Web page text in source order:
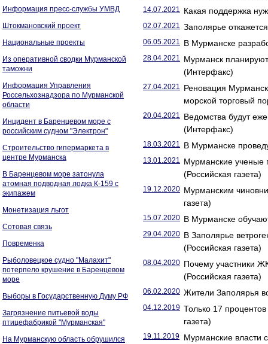
Информация пресс-службы УМВД
Штокмановский проект
Национальные проекты
Из оперативной сводки Мурманской
таможни
Информация Управления
Россельхознадзора по Мурманской
области
Инцидент в Баренцевом море с
российским судном "Электрон"
Строительство гипермаркета в
центре Мурманска
В Баренцевом море затонула
атомная подводная лодка К-159 с
экипажем
Монетизация льгот
Сотовая связь
Повременка
Рыболовецкое судно "Малахит"
потерпело крушение в Баренцевом
море
Выборы в Государственную Думу РФ
Загрязнение питьевой воды
птицефабрикой "Мурманская"
На Мурманскую область обрушился
14.07.2021 Какая поддержка
02.07.2021 Заполярье
06.05.2021 В Мурманске
28.04.2021 Мурманск
(Интерфакс)
27.04.2021 Реновация
морской торговый
20.04.2021 Ведомства будут
(Интерфакс)
18.03.2021 В Мурманске
13.01.2021 Мурманские ученые
(Российская газета)
19.12.2020 Мурманским
газета)
15.07.2020 В Мурманске
29.04.2020 В Заполярье
(Российская газета)
08.04.2020 Почему участники
(Российская газета)
06.02.2020 Жители Заполярья
04.12.2019 Только 17
газета)
19.11.2019 Мурманские власти